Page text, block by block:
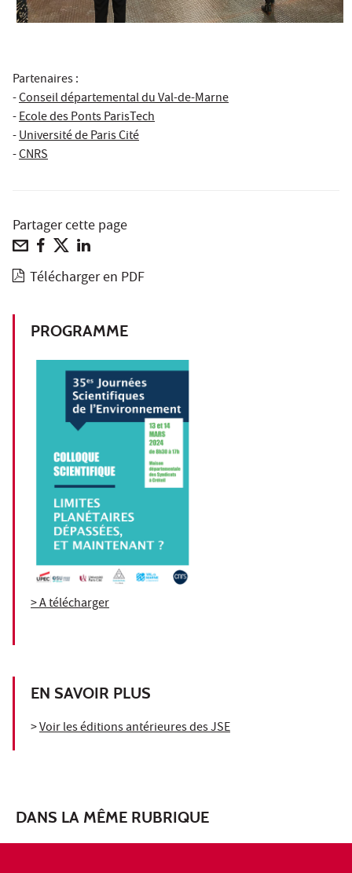
Partenaires :
-Conseil départemental du Val-de-Marne
-Ecole des Ponts ParisTech
-Université de Paris Cité
-CNRS
Partager cette page
Télécharger en PDF
PROGRAMME
> A télécharger
EN SAVOIR PLUS
>Voir les éditions antérieures des JSE
DANS LA MÊME RUBRIQUE